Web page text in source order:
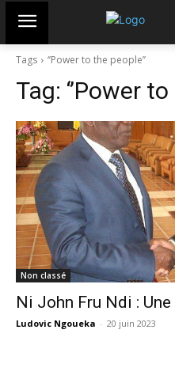
Tags ‘’Power to the people’’
Tag: ‘’Power
Non classé
Ni John Fru Ndi :
Ludovic Ngoueka - 20 juin 2023